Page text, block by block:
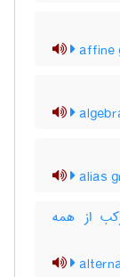
affine
alias
از همه